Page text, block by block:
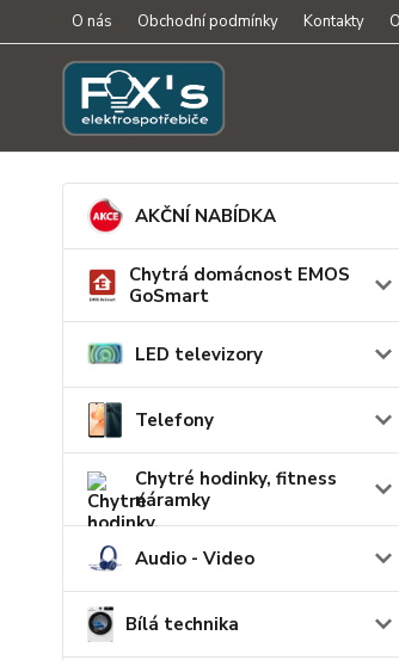
O nás Obchodní podmínky Kontakty
AKČNÍ NABÍDKA
Chytrá domácnost EMOS
GoSmart
LED televizory
Telefony
Chytré hodinky, fitness
náramky
Audio - Video
Bílá technika